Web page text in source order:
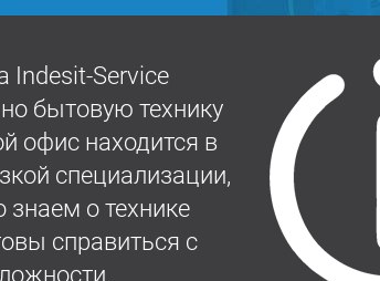
Indesit-Service
бытовую технику
офис находится в
специализации,
о технике
справиться с